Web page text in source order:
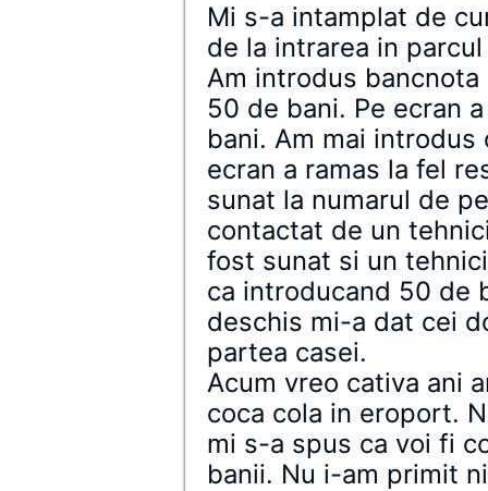
Mi s-a intamplat de
de la intrarea in
Am introdus bancnota
50 de bani. Pe ecran
bani. Am mai
ecran a ramas la fel
sunat la numarul de
contactat de un
fost sunat si un
ca introducand 50 de
deschis mi-a dat cei
partea casei.
Acum vreo cativa ani
coca cola in eroport.
mi s-a spus ca voi fi
banii. Nu i-am primit